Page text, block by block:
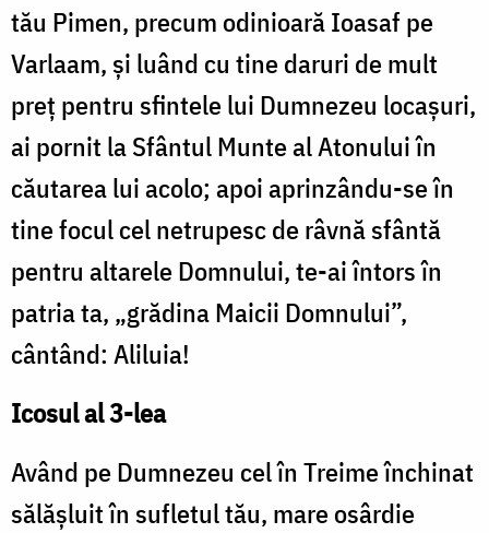
tău Pimen, precum odinioară Ioasaf pe
Varlaam, și luând cu tine daruri de mult
preț pentru sfintele lui Dumnezeu locașuri,
ai pornit la Sfântul Munte al Atonului în
căutarea lui acolo; apoi aprinzându-se în
tine focul cel netrupesc de râvnă sfântă
pentru altarele Domnului, te-ai întors în
patria ta, „grădina Maicii Domnului”,
cântând: Aliluia!
Icosul al 3-lea
Având pe Dumnezeu cel în Treime închinat
sălășluit în sufletul tău, mare osârdie